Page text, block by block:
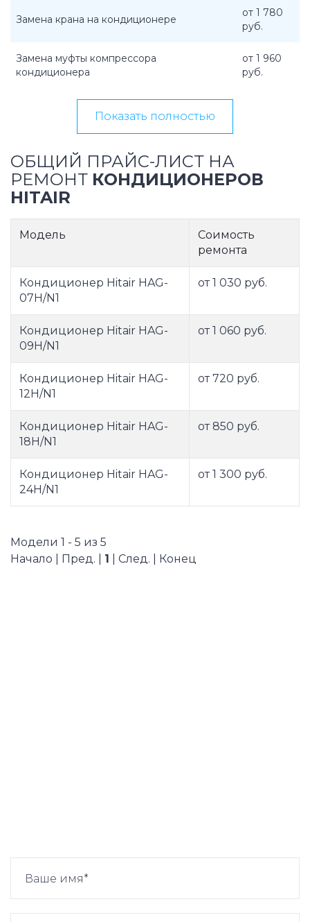
Замена крана на кондиционере
от 1 780
руб.
Замена муфты компрессора
кондиционера
от 1 960
руб.
Показать полностью
ОБЩИЙ ПРАЙС-ЛИСТ НА
РЕМОНТ КОНДИЦИОНЕРОВ
HITAIR
Модель
Соимость
ремонта
Кондиционер Hitair HAG-
07H/N1
от 1 030 руб.
Кондиционер Hitair HAG-
09H/N1
от 1 060 руб.
Кондиционер Hitair HAG-
12H/N1
от 720 руб.
Кондиционер Hitair HAG-
18H/N1
от 850 руб.
Кондиционер Hitair HAG-
24H/N1
от 1 300 руб.
Модели 1 - 5 из 5
Начало | Пред. | 1 | След. | Конец